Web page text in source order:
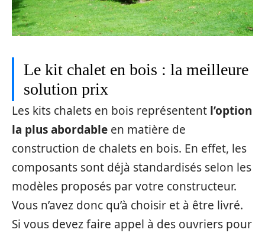
Le kit chalet en bois : la meilleure
solution prix
Les kits chalets en bois représentent l’option
la plus abordable en matière de
construction de chalets en bois. En effet, les
composants sont déjà standardisés selon les
modèles proposés par votre constructeur.
Vous n’avez donc qu’à choisir et à être livré.
Si vous devez faire appel à des ouvriers pour